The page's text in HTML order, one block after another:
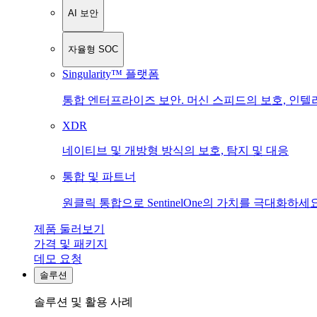
AI 보안
자율형 SOC
Singularity™ 플랫폼
통합 엔터프라이즈 보안. 머신 스피드의 보호, 인텔
XDR
네이티브 및 개방형 방식의 보호, 탐지 및 대응
통합 및 파트너
원클릭 통합으로 SentinelOne의 가치를 극대화하세
제품 둘러보기
가격 및 패키지
데모 요청
솔루션
솔루션 및 활용 사례